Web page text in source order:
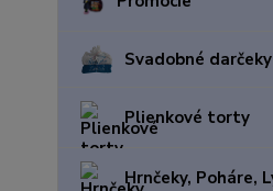
Svadobné darčeky
Plienkové torty
Hrnčeky, Poháre,